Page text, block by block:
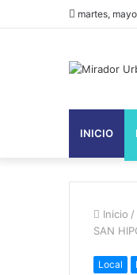
martes,
INICIO
Inicio /
SAN
Local